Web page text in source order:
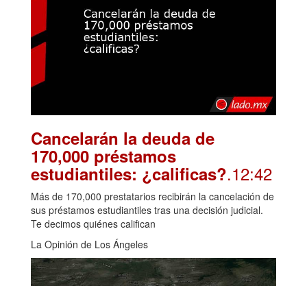
Cancelarán la deuda de
170,000 préstamos
estudiantiles: ¿calificas?.12:42
Más de 170,000 prestatarios recibirán la cancelación de
sus préstamos estudiantiles tras una decisión judicial.
Te decimos quiénes califican
La Opinión de Los Ángeles